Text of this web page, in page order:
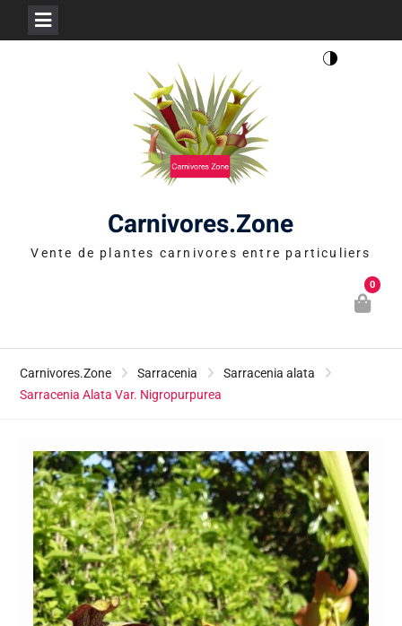
Carnivores.Zone
Vente de plantes carnivores entre particuliers
0
Carnivores.Zone Sarracenia
Sarracenia alata
Sarracenia Alata Var. Nigropurpurea